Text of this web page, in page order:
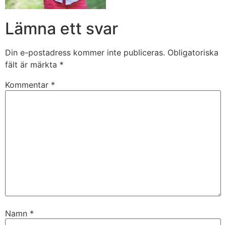
Lämna ett svar
Din e-postadress kommer inte publiceras. Obligatoriska
fält är märkta *
Kommentar *
Namn *